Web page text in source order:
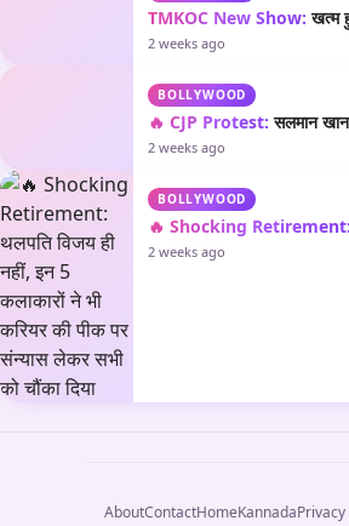
TMKOC New Show: खत्म
2 weeks ago
BOLLYWOOD
🔥 CJP Protest: सलमान खान
2 weeks ago
BOLLYWOOD
🔥 Shocking Retirement:
2 weeks ago
AboutContactHomeKannada